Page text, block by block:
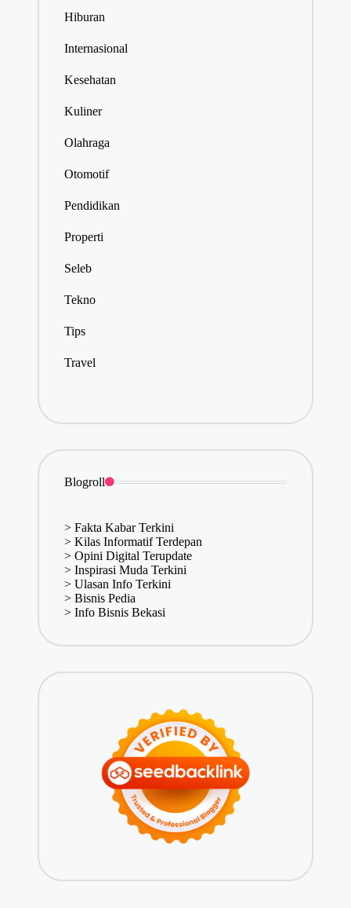
Hiburan
Internasional
Kesehatan
Kuliner
Olahraga
Otomotif
Pendidikan
Properti
Seleb
Tekno
Tips
Travel
Blogroll
> Fakta Kabar Terkini
> Kilas Informatif Terdepan
> Opini Digital Terupdate
> Inspirasi Muda Terkini
> Ulasan Info Terkini
> Bisnis Pedia
> Info Bisnis Bekasi